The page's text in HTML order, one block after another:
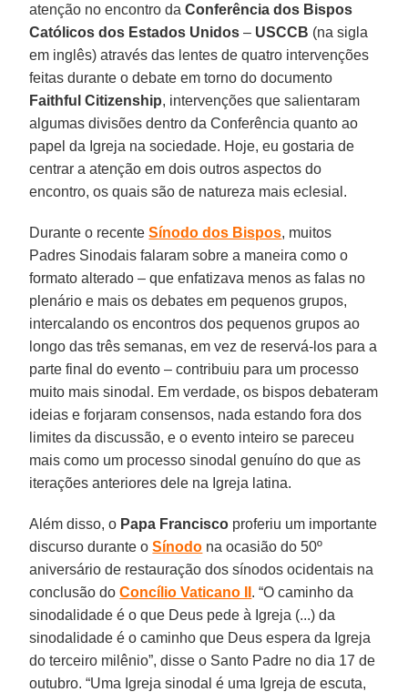
atenção no encontro daConferência dos Bispos
Católicos dos Estados Unidos – USCCB (na sigla
em inglês) através das lentes de quatro intervenções
feitas durante o debate em torno do documento
Faithful Citizenship, intervenções que salientaram
algumas divisões dentro da Conferência quanto ao
papel da Igreja na sociedade. Hoje, eu gostaria de
centrar a atenção em dois outros aspectos do
encontro, os quais são de natureza mais eclesial.
Durante o recenteSínodo dos Bispos, muitos
Padres Sinodais falaram sobre a maneira como o
formato alterado – que enfatizava menos as falas no
plenário e mais os debates em pequenos grupos,
intercalando os encontros dos pequenos grupos ao
longo das três semanas, em vez de reservá-los para a
parte final do evento – contribuiu para um processo
muito mais sinodal. Em verdade, os bispos debateram
ideias e forjaram consensos, nada estando fora dos
limites da discussão, e o evento inteiro se pareceu
mais como um processo sinodal genuíno do que as
iterações anteriores dele na Igreja latina.
Além disso, o Papa Francisco proferiu um importante
discurso durante oSínodo na ocasião do 50º
aniversário de restauração dos sínodos ocidentais na
conclusão doConcílio Vaticano II . “O caminho da
sinodalidade é o que Deus pede à Igreja (...) da
sinodalidade é o caminho que Deus espera da Igreja
do terceiro milênio”, disse o Santo Padre no dia 17 de
outubro. “Uma Igreja sinodal é uma Igreja de escuta,